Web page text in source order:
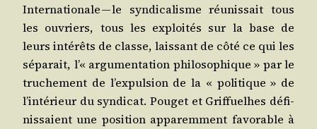
Inter­na­tio­nale — le syn­di­ca­lisme réunis­sait tous
les ouvriers, tous les exploi­tés sur la base de
leurs inté­rêts de classe, lais­sant de côté ce qui les
sépa­rait, l’« argu­men­ta­tion phi­lo­so­phique » par le
tru­che­ment de l’ex­pul­sion de la « poli­tique » de
l’in­té­rieur du syn­di­cat. Pou­get et Grif­fuelhes défi­
nis­saient une posi­tion appa­rem­ment favo­rable à